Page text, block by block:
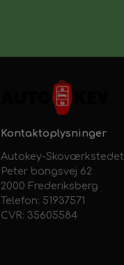
Kontaktoplysninger
Autokey-Skoværkstedet
Peter bangsvej 62
2000 Frederiksberg
Telefon: 51937571
CVR: 35605584